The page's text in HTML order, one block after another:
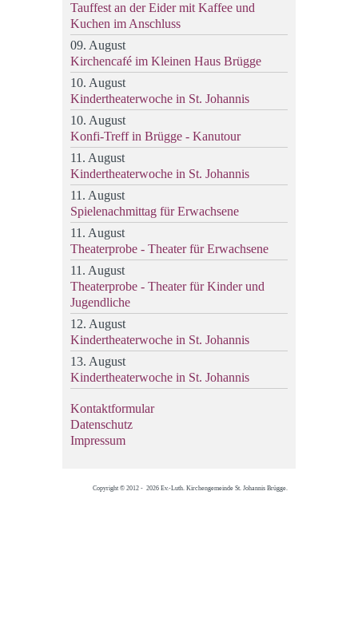
Tauffest an der Eider mit Kaffee und
Kuchen im Anschluss
09. August
Kirchencafé im Kleinen Haus Brügge
10. August
Kindertheaterwoche in St. Johannis
10. August
Konfi-Treff in Brügge - Kanutour
11. August
Kindertheaterwoche in St. Johannis
11. August
Spielenachmittag für Erwachsene
11. August
Theaterprobe - Theater für Erwachsene
11. August
Theaterprobe - Theater für Kinder und
Jugendliche
12. August
Kindertheaterwoche in St. Johannis
13. August
Kindertheaterwoche in St. Johannis
Kontaktformular
Datenschutz
Impressum
Copyright © 2012 - 2026 Ev.-Luth. Kirchengemeinde St. Johannis Brügge.